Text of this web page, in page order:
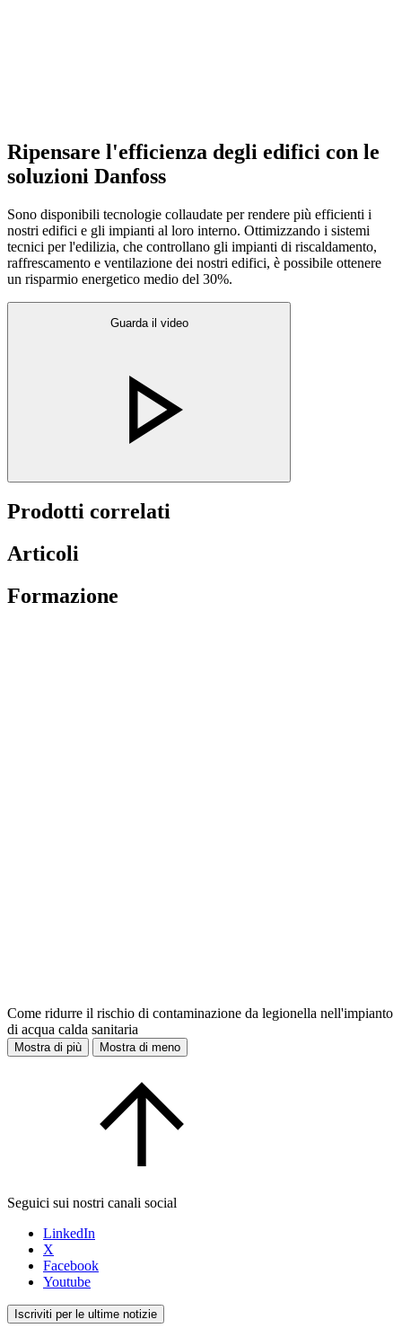
Ripensare l'efficienza degli edifici con le
soluzioni Danfoss
Sono disponibili tecnologie collaudate per rendere più efficienti i
nostri edifici e gli impianti al loro interno. Ottimizzando i sistemi
tecnici per l'edilizia, che controllano gli impianti di riscaldamento,
raffrescamento e ventilazione dei nostri edifici, è possibile ottenere
un risparmio energetico medio del 30%.
Guarda il video
Prodotti correlati
Articoli
Formazione
Come ridurre il rischio di contaminazione da legionella nell'impianto
di acqua calda sanitaria
Mostra di più Mostra di meno
Seguici sui nostri canali social
LinkedIn
X
Facebook
Youtube
Iscriviti per le ultime notizie